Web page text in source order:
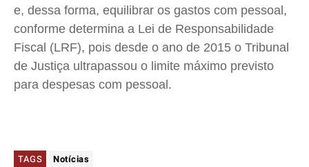
e, dessa forma, equilibrar os gastos com pessoal,
conforme determina a Lei de Responsabilidade
Fiscal (LRF), pois desde o ano de 2015 o Tribunal
de Justiça ultrapassou o limite máximo previsto
para despesas com pessoal.
TAGS Notícias